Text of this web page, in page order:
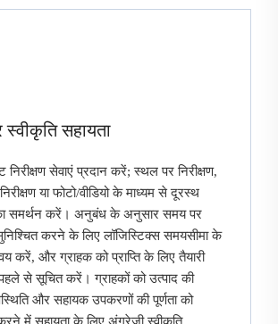
सहायता
निरीक्षण सेवाएं प्रदान करें; स्थल पर निरीक्षण,
या फोटो/वीडियो के माध्यम से दूरस्थ
का समर्थन करें। अनुबंध के अनुसार समय पर
करने के लिए लॉजिस्टिक्स समयसीमा के
करें, और ग्राहक को प्राप्ति के लिए तैयारी
से सूचित करें। ग्राहकों को उत्पाद की
और सहायक उपकरणों की पूर्णता को